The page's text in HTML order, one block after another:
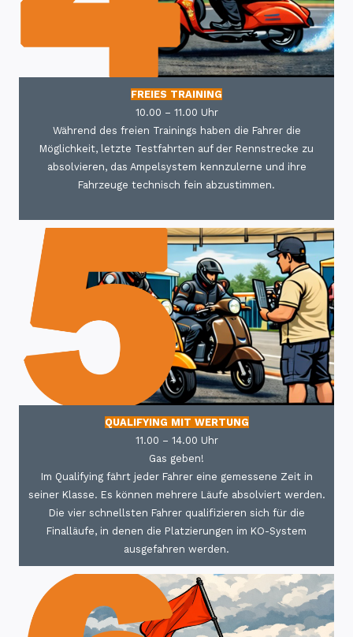
FREIES TRAINING
10.00 – 11.00 Uhr
Während des freien Trainings haben die Fahrer die
Möglichkeit, letzte Testfahrten auf der Rennstrecke zu
absolvieren, das Ampelsystem kennzulerne und ihre
Fahrzeuge technisch fein abzustimmen.
QUALIFYING MIT WERTUNG
11.00 – 14.00 Uhr
Gas geben!
Im Qualifying fährt jeder Fahrer eine gemessene Zeit in
seiner Klasse. Es können mehrere Läufe absolviert werden.
Die vier schnellsten Fahrer qualifizieren sich für die
Finalläufe, in denen die Platzierungen im KO-System
ausgefahren werden.